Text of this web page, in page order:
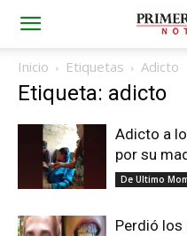
Inicio Etiquetas Adicto
Etiqueta: adicto
Adicto a
por su
De Ultimo
Perdió